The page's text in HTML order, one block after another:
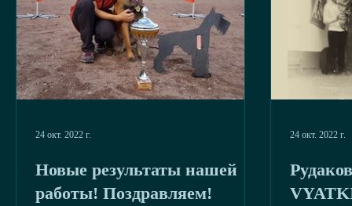
Новые результаты нашей
работы! Поздравляем!
24 окт. 2022 г. 24 окт. 2022 г.